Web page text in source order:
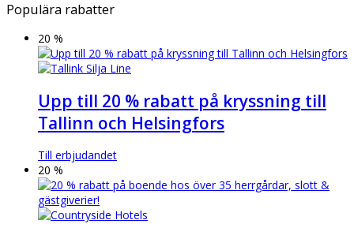
Populära rabatter
20 %
Upp till 20 % rabatt på kryssning till
Tallinn och Helsingfors
Till erbjudandet
20 %